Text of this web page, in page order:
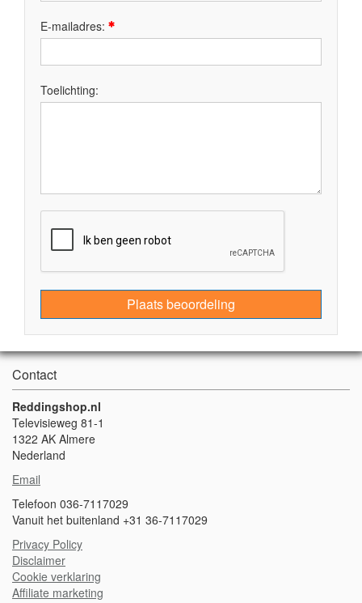
E-mailadres:
Toelichting:
Plaats beoordeling
Contact
Reddingshop.nl
Televisieweg 81-1
1322 AK Almere
Nederland
Email
Telefoon 036-7117029
Vanuit het buitenland +31 36-7117029
Privacy Policy
Disclaimer
Cookie verklaring
Affiliate marketing